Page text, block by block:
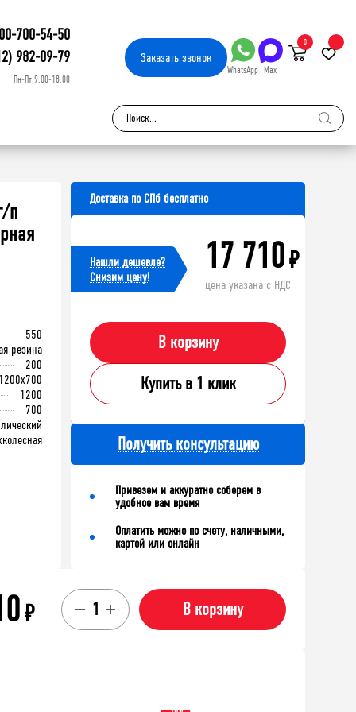
700-54-50
982-09-79
Пн-Пт 9.00-18.00
Заказатьзвонок
WhatsApp Max
0
п
550
резина
200
1200x700
1200
700
Доставка по СПб бесплатно
Нашли дешевле?
Cнизим цену!
17 710₽
цена указана с НДС
В корзину
Купить в 1 клик
Получить консультацию
Привезем и аккуратно соберем в
удобное вам время
Оплатить можно по счету, наличными,
картой или онлайн
₽ В корзину